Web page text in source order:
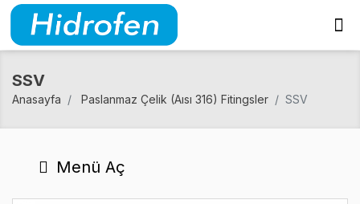
SSV
Anasayfa Paslanmaz Çelik (Aısı 316) Fitingsler SSV
Menü Aç